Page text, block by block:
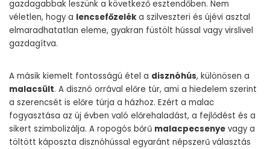
gazdagabbak leszünk a következő esztendőben. Nem
véletlen, hogy a lencsefőzelék a szilveszteri és újévi asztal
elmaradhatatlan eleme, gyakran füstölt hússal vagy virslivel
gazdagítva.
A másik kiemelt fontosságú étel a disznóhús, különösen a
malacsült. A disznó orrával előre túr, ami a hiedelem szerint
a szerencsét is előre túrja a házhoz. Ezért a malac
fogyasztása az új évben való előrehaladást, a fejlődést és a
sikert szimbolizálja. A ropogós bőrű malacpecsenye vagy a
töltött káposzta disznóhússal egyaránt népszerű választás